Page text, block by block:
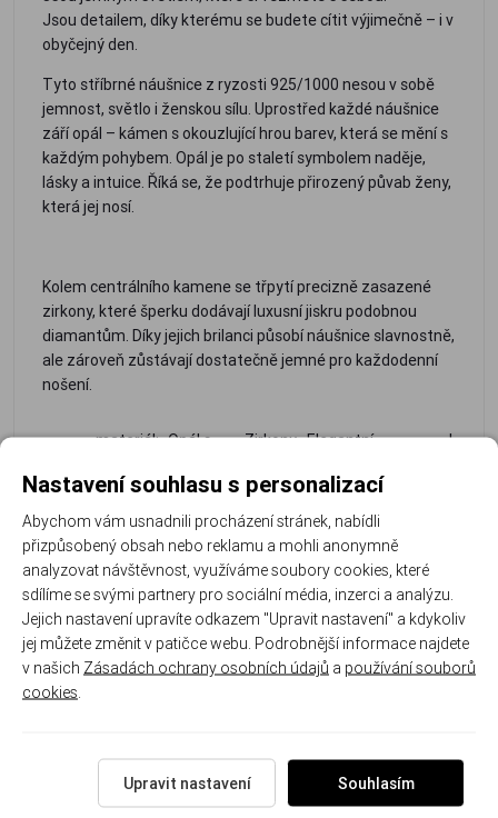
Jsou detailem, díky kterému se budete cítit výjimečně – i v
obyčejný den.
Tyto stříbrné náušnice z ryzosti 925/1000 nesou v sobě
jemnost, světlo i ženskou sílu. Uprostřed každé náušnice
září opál – kámen s okouzlující hrou barev, která se mění s
každým pohybem. Opál je po staletí symbolem naděje,
lásky a intuice. Říká se, že podtrhuje přirozený půvab ženy,
která jej nosí.
Kolem centrálního kamene se třpytí precizně zasazené
zirkony, které šperku dodávají luxusní jiskru podobnou
diamantům. Díky jejich brilanci působí náušnice slavnostně,
ale zároveň zůstávají dostatečně jemné pro každodenní
nošení.
- materiál:
ryzosti
925/1000
- Opál s
duhovou
hrou barev
- Zirkony
vysokým
leskem
pro
efekt
luxusu
- Elegantní
nadčasový
design
-
dárek z
lásky, k
výročí i
jen tak
pro
radost
- Lehká
Rozměr náušnic: 1.0 cm ( se zapínáním 1.6 cm ) x 0.75 cm
Hmotnost náušnic: 2.1 g.
Nastavení souhlasu s personalizací
Abychom vám usnadnili procházení stránek, nabídli
přizpůsobený obsah nebo reklamu a mohli anonymně
analyzovat návštěvnost, využíváme soubory cookies, které
sdílíme se svými partnery pro sociální média, inzerci a analýzu.
Jejich nastavení upravíte odkazem "Upravit nastavení" a kdykoliv
jej můžete změnit v patičce webu. Podrobnější informace najdete
v našich Zásadách ochrany osobních údajů a používání souborů
cookies
Upravit nastavení Souhlasím